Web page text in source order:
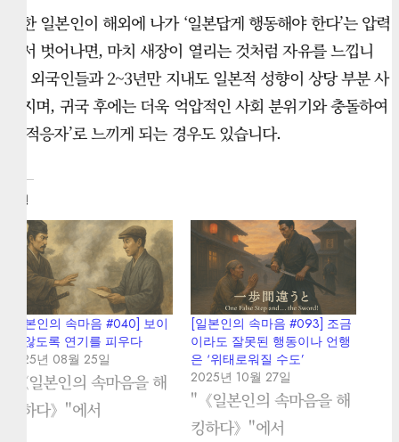
또한 일본인이 해외에 나가 ‘일본답게 행동해야 한다’는 압력
에서 벗어나면, 마치 새장이 열리는 것처럼 자유를 느낍니
다. 외국인들과 2~3년만 지내도 일본적 성향이 상당 부분 사
라지며, 귀국 후에는 더욱 억압적인 사회 분위기와 충돌하여
‘부적응자’로 느끼게 되는 경우도 있습니다.
관련
[일본인의 속마음 #040] 보이
지 않도록 연기를 피우다
2025년 08월 25일
"《일본인의 속마음을 해
킹하다》"에서
[일본인의 속마음 #093] 조금
이라도 잘못된 행동이나 언행
은 ‘위태로워질 수도’
2025년 10월 27일
"《일본인의 속마음을 해
킹하다》"에서